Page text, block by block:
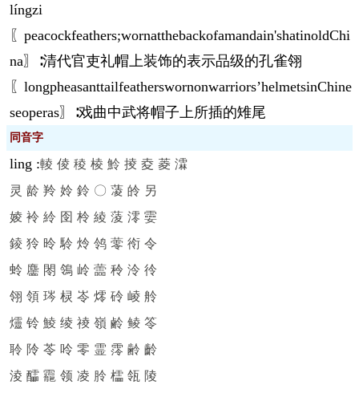
língzi
〖peacockfeathers;wornatthebackofamandain'shatinoldChi
na〗∶清代官吏礼帽上装饰的表示品级的孔雀翎
〖longpheasanttailfeatherswornonwarriors’helmetsinChine
seoperas〗∶戏曲中武将帽子上所插的雉尾
同音字
ling :輘 倰 稜 棱 魿 掕 夌 菱 瀮
灵 龄 羚 姈 鈴 〇 蓤 皊 另
婈 袊 紷 囹 柃 綾 蔆 澪 孁
錂 狑 昤 駖 炩 鸰 蕶 衑 令
蛉 麢 閝 鴒 岭 蘦 秢 泠 彾
翎 領 琌 棂 岺 燯 砱 崚 舲
爧 铃 鯪 绫 祾 嶺 鹷 鲮 笭
聆 阾 苓 呤 零 霊 霗 齢 齡
淩 醽 龗 领 凌 朎 櫺 瓴 陵